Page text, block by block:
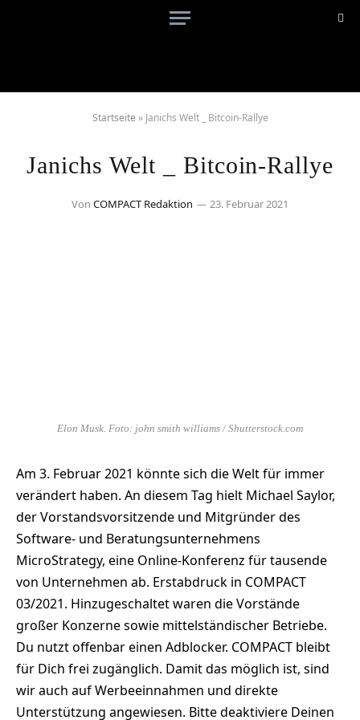
Startseite » Janichs Welt _ Bitcoin-Rallye
Janichs Welt _ Bitcoin-Rallye
Von COMPACT Redaktion 23. Februar 2021
Elon Musk. Foto: john smith williams / Shutterstock.com
Am 3. Februar 2021 könnte sich die Welt für immer
verändert haben. An diesem Tag hielt Michael Saylor,
der Vorstandsvorsitzende und Mitgründer des
Software- und Beratungsunternehmens
MicroStrategy, eine Online-Konferenz für tausende
von Unternehmen ab. Erstabdruck in COMPACT
03/2021. Hinzugeschaltet waren die Vorstände
großer Konzerne sowie mittelständischer Betriebe.
Du nutzt offenbar einen Adblocker. COMPACT bleibt
für Dich frei zugänglich. Damit das möglich ist, sind
wir auch auf Werbeeinnahmen und direkte
Unterstützung angewiesen. Bitte deaktiviere Deinen